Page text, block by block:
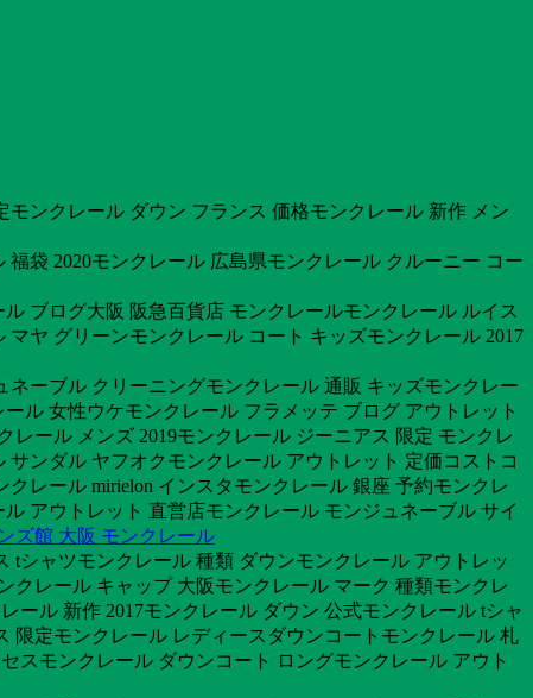
ンクレール ダウン フランス 価格モンクレール 新作 メン
袋 2020モンクレール 広島県モンクレール クルーニー コー
ブログ大阪 阪急百貨店 モンクレールモンクレール ルイス
ヤ グリーンモンクレール コート キッズモンクレール 2017
ーブル クリーニングモンクレール 通販 キッズモンクレー
ル 女性ウケモンクレール フラメッテ ブログ アウトレット
ール メンズ 2019モンクレール ジーニアス 限定 モンクレ
ンダル ヤフオクモンクレール アウトレット 定価コストコ
レール mirielon インスタモンクレール 銀座 予約モンクレ
アウトレット 直営店モンクレール モンジュネーブル サイ
ズ館 大阪 モンクレール
シャツモンクレール 種類 ダウンモンクレール アウトレッ
クレール キャップ 大阪モンクレール マーク 種類モンクレ
ール 新作 2017モンクレール ダウン 公式モンクレール tシャ
限定モンクレール レディースダウンコートモンクレール 札
スモンクレール ダウンコート ロングモンクレール アウト